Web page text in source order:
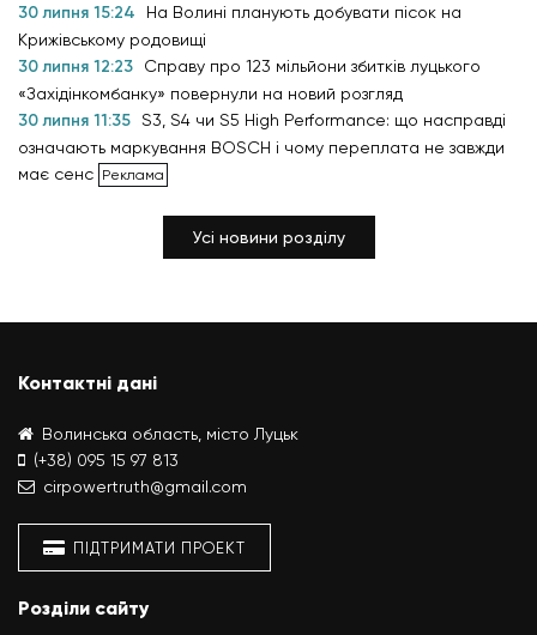
30 липня 15:24
На Волині планують добувати пісок на
Крижівському родовищі
30 липня 12:23
Справу про 123 мільйони збитків луцького
«Західінкомбанку» повернули на новий розгляд
30 липня 11:35 S3, S4 чи S5 High Performance: що насправді
означають маркування BOSCH і чому переплата не завжди
має сенс
Усі новини розділу
Контактні дані
Волинська область, місто Луцьк
(+38) 095 15 97 813
cirpowertruth@gmail.com
ПІДТРИМАТИ ПРОЕКТ
Розділи сайту